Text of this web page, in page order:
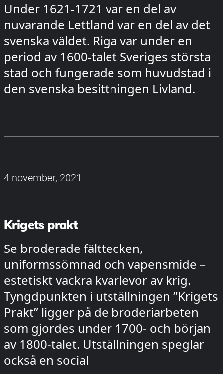
Under 1621-1721 var en del av
nuvarande Lettland var en del av det
svenska väldet. Riga var under en
period av 1600-talet Sveriges största
stad och fungerade som huvudstad i
den svenska besittningen Livland.
4 november, 2021
Krigets prakt
Se broderade fälttecken,
uniformssömnad och vapensmide –
estetiskt vackra kvarlevor av krig.
Tyngdpunkten i utställningen ”Krigets
Prakt” ligger på de broderiarbeten
som gjordes under 1700- och början
av 1800-talet. Utställningen speglar
också en social